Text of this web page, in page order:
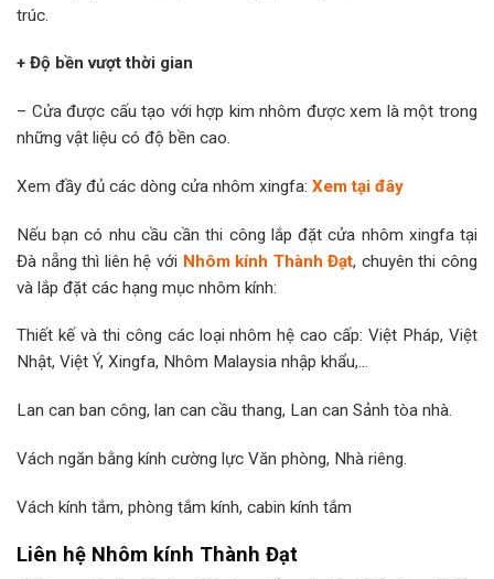
trúc.
+ Độ bền vượt thời gian
– Cửa được cấu tạo với hợp kim nhôm được xem là một trong
những vật liệu có độ bền cao.
Xem đầy đủ các dòng cửa nhôm xingfa: Xem tại đây
Nếu bạn có nhu cầu cần thi công lắp đặt cửa nhôm xingfa tại
Đà nẵng thì liên hệ với Nhôm kính Thành Đạt, chuyên thi công
và lắp đặt các hạng mục nhôm kính:
Thiết kế và thi công các loại nhôm hệ cao cấp: Việt Pháp, Việt
Nhật, Việt Ý, Xingfa, Nhôm Malaysia nhập khẩu,…
Lan can ban công, lan can cầu thang, Lan can Sảnh tòa nhà.
Vách ngăn bằng kính cường lực Văn phòng, Nhà riêng.
Vách kính tắm, phòng tắm kính, cabin kính tắm
Liên hệ Nhôm kính Thành Đạt